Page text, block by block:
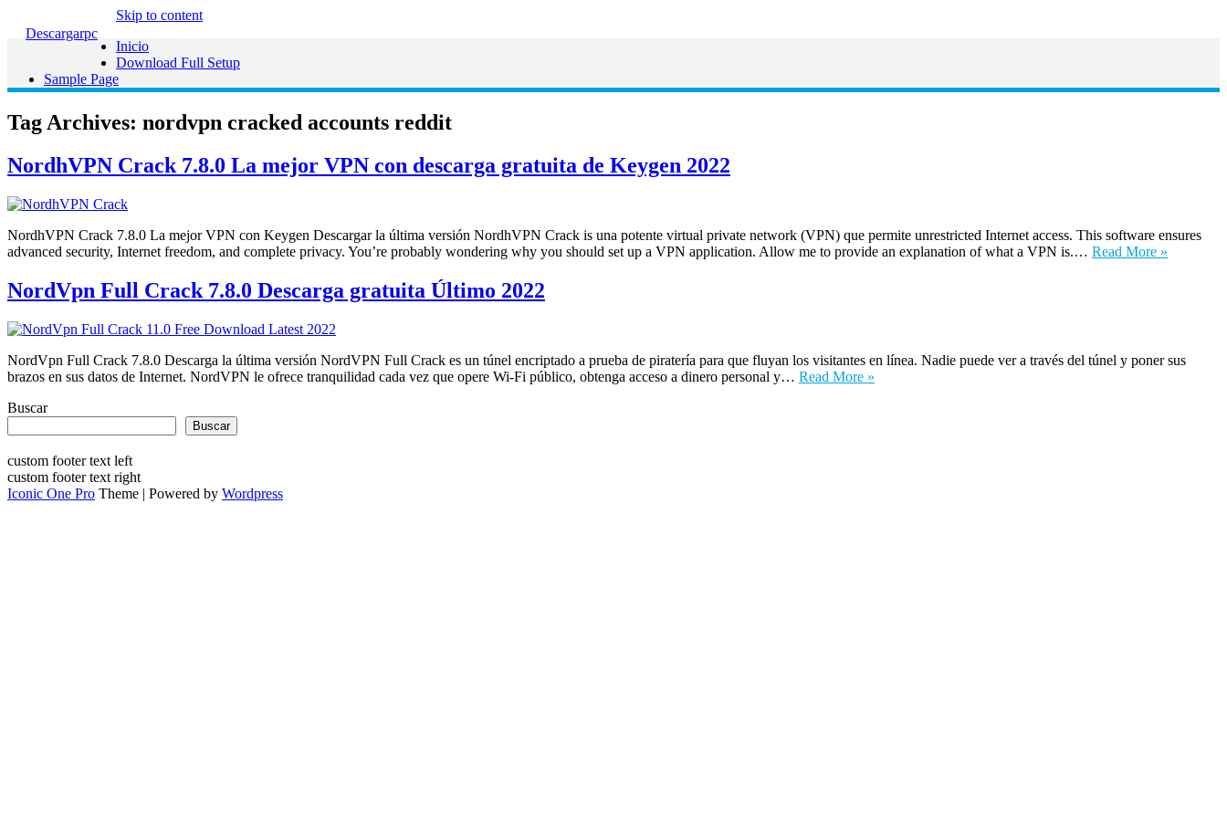
Descargarpc
Skip to content
Inicio
Download Full Setup
Sample Page
Tag Archives: nordvpn cracked accounts reddit
NordhVPN Crack 7.8.0 La mejor VPN con descarga gratuita de Keygen 2022
NordhVPN Crack 7.8.0 La mejor VPN con Keygen Descargar la última versión NordhVPN Crack is una potente virtual private network (VPN) que permite unrestricted Internet access. This software ensures
advanced security, Internet freedom, and complete privacy. You’re probably wondering why you should set up a VPN application. Allow me to provide an explanation of what a VPN is.… Read More »
NordVpn Full Crack 7.8.0 Descarga gratuita Último 2022
NordVpn Full Crack 7.8.0 Descarga la última versión NordVPN Full Crack es un túnel encriptado a prueba de piratería para que fluyan los visitantes en línea. Nadie puede ver a través del túnel y poner sus
brazos en sus datos de Internet. NordVPN le ofrece tranquilidad cada vez que opere Wi-Fi público, obtenga acceso a dinero personal y… Read More »
Buscar
Buscar
custom footer text left
custom footer text right
Iconic One Pro Theme | Powered by Wordpress